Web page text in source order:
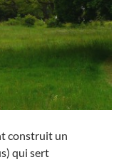
construit un
qui sert